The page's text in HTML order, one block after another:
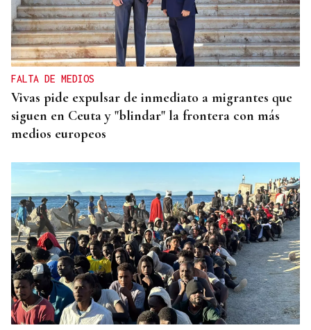
FALTA DE MEDIOS
Vivas pide expulsar de inmediato a migrantes que
siguen en Ceuta y "blindar" la frontera con más
medios europeos